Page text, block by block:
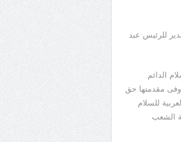
للرئيس عبد
الدائم
مقدمتها حق
للسلام
الشعب